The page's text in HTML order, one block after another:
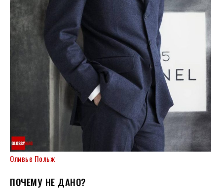
Оливье Польж
ПОЧЕМУ НЕ ДАНО?